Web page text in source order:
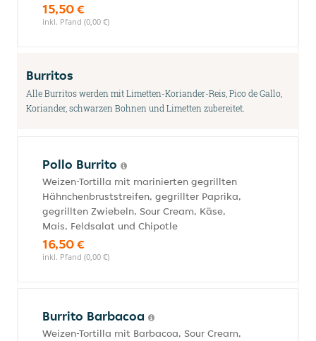
15,50 €
inkl. Pfand (0,00 €)
Burritos
Alle Burritos werden mit Limetten-Koriander-Reis, Pico de Gallo,
Koriander, schwarzen Bohnen und Limetten zubereitet.
Pollo Burrito
Weizen-Tortilla mit marinierten gegrillten
Hähnchenbruststreifen, gegrillter Paprika,
gegrillten Zwiebeln, Sour Cream, Käse,
Mais, Feldsalat und Chipotle
16,50 €
inkl. Pfand (0,00 €)
Burrito Barbacoa
Weizen-Tortilla mit Barbacoa, Sour Cream,